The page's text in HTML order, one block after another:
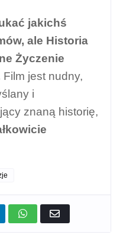
jakichś
ale Historia
Życzenie
Film jest nudny,
i
znaną historię,